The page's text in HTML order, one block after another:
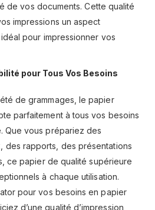
de vos documents. Cette qualité
impressions un aspect
pour impressionner vos
pour Tous Vos Besoins
de grammages, le papier
parfaitement à tous vos besoins
Que vous prépariez des
des rapports, des présentations
ce papier de qualité supérieure
à chaque utilisation.
pour vos besoins en papier
d’une qualité d’impression